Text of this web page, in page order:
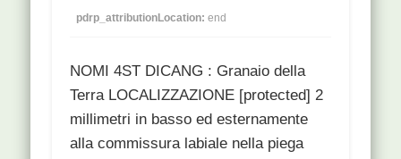
pdrp_attributionLocation: end
NOMI 4ST DICANG : Granaio della
Terra LOCALIZZAZIONE [protected] 2
millimetri in basso ed esternamente
alla commissura labiale nella piega